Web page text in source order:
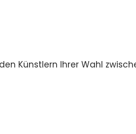
Künstlern Ihrer Wahl